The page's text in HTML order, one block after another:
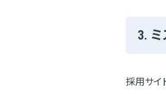
3.
採用サイ